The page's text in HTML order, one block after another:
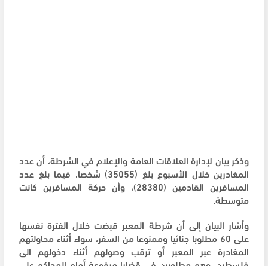
وذكر بيان لإدارة العلاقات العامة والإعلام في الشرطة، أن عدد
المغادرين خلال الأسبوع بلغ (35055) شخصا، فيما بلغ عدد
المسافرين القادمين (28380)، وأن حركة المسافرين كانت
متوسطة.
وأشار البيان إلى أن شرطة المعبر قبضت خلال الفترة نفسها
على 60 مطلوبا جنائيا وممنوعا من السفر، سواء أثناء محاولتهم
المغادرة عبر المعبر أو ترقب وصولهم أثناء دخولهم الى